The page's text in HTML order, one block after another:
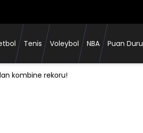
Tenis Voleybol NBA Puan
kombine rekoru!